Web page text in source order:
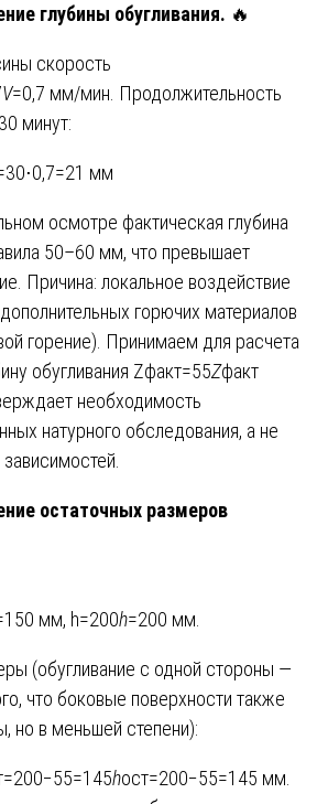
глубины обугливания. 🔥
скорость
V=0,7 мм/мин. Продолжительность
минут:
мм
осмотре фактическая глубина
50–60 мм, что превышает
Причина: локальное воздействие
горючих материалов
горение). Принимаем для расчета
обугливания Zфакт=55Zфакт​
необходимость
натурного обследования, а не
остаточных размеров
мм, h=200h=200 мм.
(обугливание с одной стороны —
что боковые поверхности также
но в меньшей степени):
hост​=200−55=145 мм.